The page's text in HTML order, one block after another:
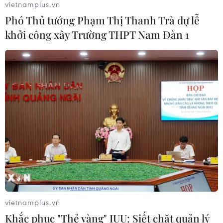
Xem thêm
CƠ QUAN CHỦ QUẢN: THÔNG TẤN XÃ VIỆT NAM
Tổng Biên tập: TRẦN TIẾN DUẨN
Phó Tổng Biên tập: NGUYỄN THỊ TÁM, KHÚC THANH
THỦY
Sở hữu trí tuệ
Quy định sử dụng
RSS
Hỗ trợ
Ngôn ngữ
vietnamplus.vn
Phó Thủ tướng Phạm Thị Thanh Trà dự lễ
khởi công xây Trường THPT Nam Đàn 1
vietnamplus.vn
Khắc phục "Thẻ vàng" IUU: Siết chặt quản lý